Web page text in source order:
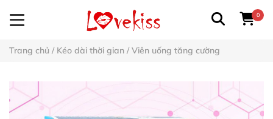
0
Trang chủ / Kéo dài thời gian / Viên uống tăng cường